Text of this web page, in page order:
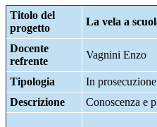
Titolo del
progetto
La vela a
Docente
refrente
Vagnini Enzo
Tipologia
In prosecuzione
Descrizione
Conoscenza e